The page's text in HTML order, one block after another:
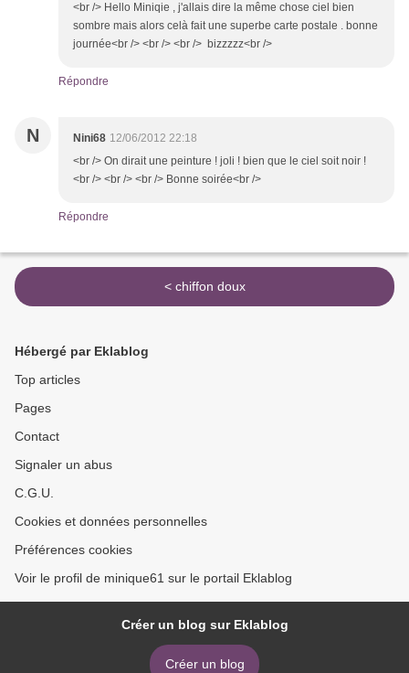
<br /> Hello Miniqie , j'allais dire la même chose ciel bien
sombre mais alors celà fait une superbe carte postale . bonne
journée<br /> <br /> <br /> bizzzzz<br />
Répondre
N Nini68 12/06/2012 22:18
<br /> On dirait une peinture ! joli ! bien que le ciel soit noir !
<br /> <br /> <br /> Bonne soirée<br />
Répondre
< chiffon doux
Hébergé par Eklablog
Top articles
Pages
Contact
Signaler un abus
C.G.U.
Cookies et données personnelles
Préférences cookies
Voir le profil de minique61 sur le portail Eklablog
Créer un blog sur Eklablog
Créer un blog